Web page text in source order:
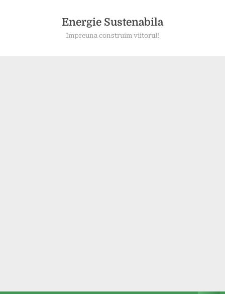
Energie Sustenabila
Impreuna construim viitorul!